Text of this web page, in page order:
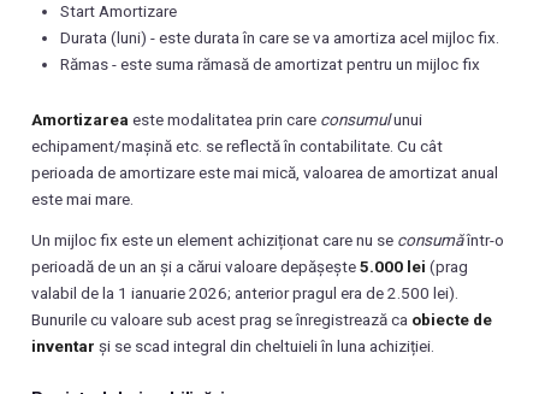
Start Amortizare
Durata (luni) - este durata în care se va amortiza acel mijloc fix.
Rămas - este suma rămasă de amortizat pentru un mijloc fix
Amortizarea este modalitatea prin care consumulunui
echipament/mașină etc. se reflectă în contabilitate. Cu cât
perioada de amortizare este mai mică, valoarea de amortizat anual
este mai mare.
Un mijloc fix este un element achiziționat care nu se consumăîntr-o
perioadă de un an și a cărui valoare depășește5.000 lei (prag
valabil de la 1 ianuarie 2026; anterior pragul era de 2.500 lei).
Bunurile cu valoare sub acest prag se înregistrează ca obiecte de
inventar și se scad integral din cheltuieli în luna achiziției.